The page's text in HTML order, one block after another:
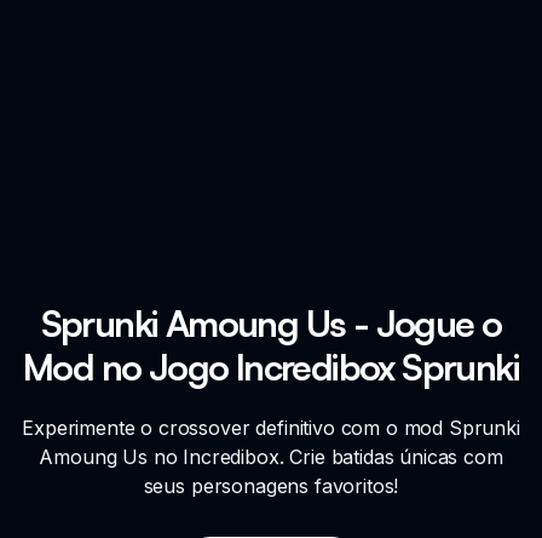
Sprunki Amoung Us - Jogue o
Mod no Jogo Incredibox Sprunki
Experimente o crossover definitivo com o mod Sprunki
Amoung Us no Incredibox. Crie batidas únicas com
seus personagens favoritos!